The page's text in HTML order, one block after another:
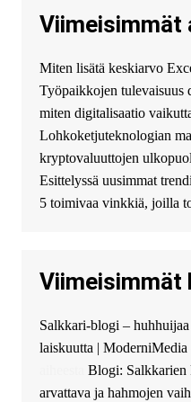
купить хавал джулиан -
http://jolion-ufa1.ru/
Появился вопрос про
взять деньги? Предлагаем
безопасный источник
финансовой помощи. Вы
можете получить
финансирование в долг
избыточных вопросов и
документов? Тогда
guest_4889 :Cmon Suomi
The Admin: High five!
successfully installed
Ajax Chat.
Viimeisimmät
Miten lisätä keskiarvo
Työpaikkojen tulevaisuus
miten digitalisaatio
Lohkoketjuteknologian
kryptovaluuttojen
Esittelyssä uusimmat
5 toimivaa vinkkiä, joilla
Viimeisimmät
Salkkari-blogi –
laiskuutta |
Blogi: Salkkarien
arvattava ja hahmojen